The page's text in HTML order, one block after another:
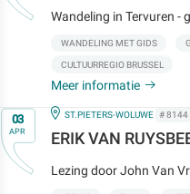
Wandeling in Tervuren -
WANDELING MET GIDS
CULTUURREGIO BRUSSEL
Meer informatie
Op03
APR
IN
ST.PIETERS-WOLUWE # 8144
ERIK VAN
Lezing door John Van